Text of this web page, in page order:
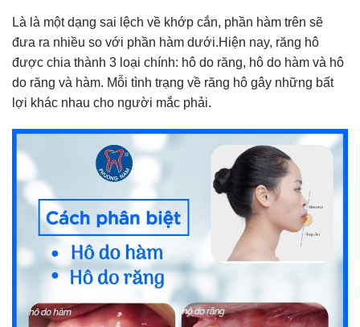
Là là một dạng sai lệch về khớp cắn, phần hàm trên sẽ
đưa ra nhiều so với phần hàm dưới.Hiện nay, răng hô
được chia thành 3 loại chính: hô do răng, hô do hàm và hô
do răng và hàm. Mỗi tình trạng về răng hô gây những bất
lợi khác nhau cho người mắc phải.